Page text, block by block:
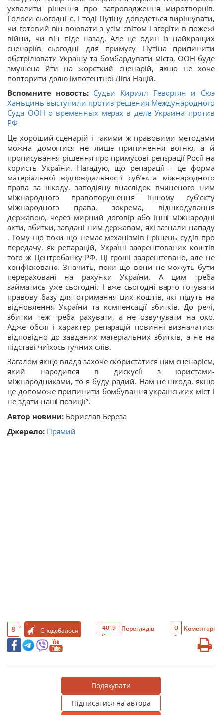
ухвалити рішення про запровадження миротворців.
Голоси сьогодні є. І тоді Путіну доведеться вирішувати,
чи готовий він воювати з усім світом і згоріти в пожежі
війни, чи він піде назад. Але це один із найкращих
сценаріїв сьогодні для примусу Путіна припинити
обстрілювати Україну та бомбардувати міста. ООН буде
змушена йти на жорсткий сценарій, якщо не хоче
повторити долю імпотентної Ліги Націй.
Вспомните новость: Судьи Кирилл Геворгян и Сюэ
Ханьцинь выступили против решения Международного
Суда ООН о временных мерах в деле Украина против
РФ
Це хороший сценарій і такими ж правовими методами
можна домогтися не лише припинення вогню, а й
прописування рішення про примусові репарації Росії на
користь України. Нагадую, що репарації – це форма
матеріальної відповідальності суб’єкта міжнародного
права за шкоду, заподіяну внаслідок вчиненого ним
міжнародного правопорушення іншому суб’єкту
міжнародного права, зокрема, відшкодування
державою, через мирний договір або інші міжнародні
акти, збитки, завдані ним державам, які зазнали нападу
. Тому що поки що немає механізмів і рішень судів про
передачу, як репарацій, Україні заарештованих коштів
того ж Центробанку РФ. Ці гроші заарештовано, але не
конфісковано. Значить, поки що вони не можуть бути
перераховані на рахунки України. А цим треба
займатись уже сьогодні. І вже сьогодні варто готувати
правову базу для отримання цих коштів, які підуть на
відновлення України та компенсації збитків. До речі,
збитки теж треба рахувати, а не озвучувати на око.
Адже обсяг і характер репарацій повинні визначатися
відповідно до завданих матеріальних збитків, а не на
підставі чиїхось гучних слів.
Загалом якщо влада захоче скористатися цим сценарієм,
який народився в дискусії з юристами-
міжнародниками, то я буду радий. Нам не шкода, якщо
це допоможе припинити бомбування українських міст і
не здати наші позиції”.
Автор новини: Борислав Береза
Джерело: Прямий
8 Сподобалося 4019 Переглядів 0 Коментарі
Подякувати
Підписатися на автора